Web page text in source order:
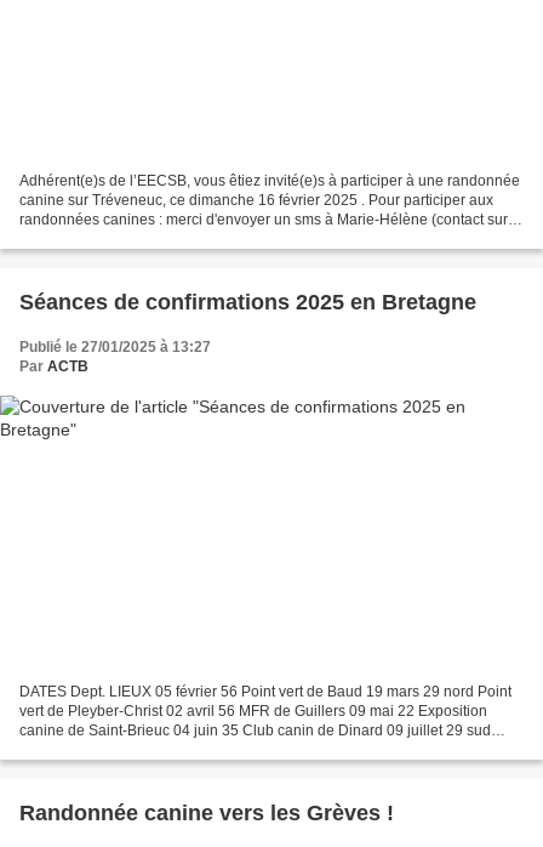
Adhérent(e)s de l’EECSB, vous êtiez invité(e)s à participer à une randonnée
canine sur Tréveneuc, ce dimanche 16 février 2025 . Pour participer aux
randonnées canines : merci d'envoyer un sms à Marie-Hélène (contact sur
Séances de confirmations 2025 en Bretagne
Publié le 27/01/2025 à 13:27
Par ACTB
DATES Dept. LIEUX 05 février 56 Point vert de Baud 19 mars 29 nord Point
vert de Pleyber-Christ 02 avril 56 MFR de Guillers 09 mai 22 Exposition
canine de Saint-Brieuc 04 juin 35 Club canin de Dinard 09 juillet 29 sud
Randonnée canine vers les Grèves !